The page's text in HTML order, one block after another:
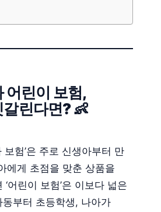
어린이 보험,
린다면? 👶
보험’은 주로 신생아부터 만
에게 초점을 맞춘 상품을
어린이 보험’은 이보다 넓은
부터 초등학생, 나아가